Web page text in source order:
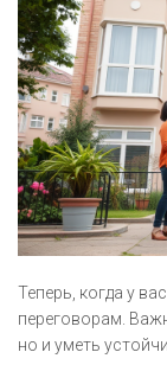
Теперь, когда у
переговорам.
но и уметь